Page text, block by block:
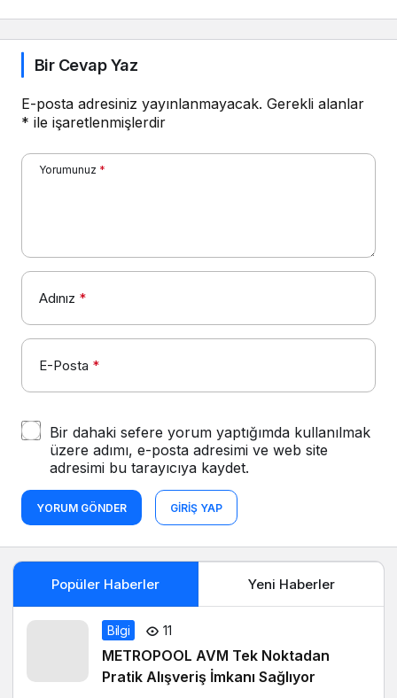
Bir Cevap Yaz
E-posta adresiniz yayınlanmayacak. Gerekli alanlar
* ile işaretlenmişlerdir
Yorumunuz *
Adınız *
E-Posta *
Bir dahaki sefere yorum yaptığımda kullanılmak
üzere adımı, e-posta adresimi ve web site
adresimi bu tarayıcıya kaydet.
YORUM GÖNDER GIRIŞ YAP
Popüler Haberler Yeni Haberler
Bilgi 11
METROPOOL AVM Tek Noktadan
Pratik Alışveriş İmkanı Sağlıyor